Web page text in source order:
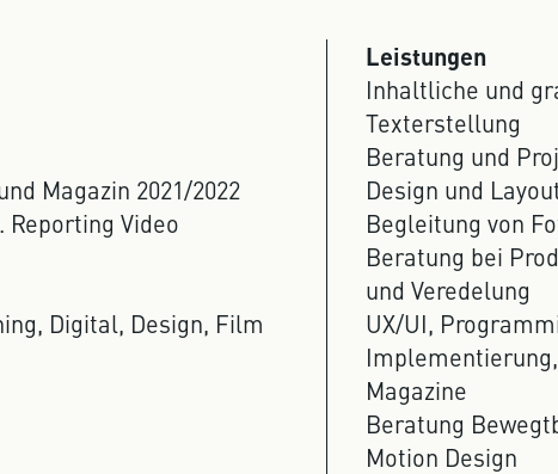
Magazin 2021/2022
Video
Digital, Design, Film
Leistungen
Inhaltliche und
Texterstellung
Beratung und
Design und
Begleitung von
Beratung bei
und Veredelung
UX/UI,
Magazine
Beratung
Motion Design